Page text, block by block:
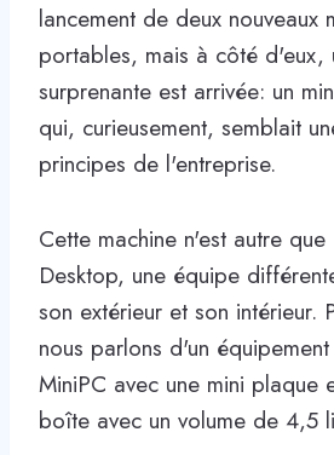
lancement de deux nouveaux
portables, mais à côté d'eux,
surprenante est arrivée: un
qui, curieusement, semblait
principes de l'entreprise.
Cette machine n'est autre
Desktop, une équipe
son extérieur et son intérieur.
nous parlons d'un
MiniPC avec une mini plaque
boîte avec un volume de 4,5